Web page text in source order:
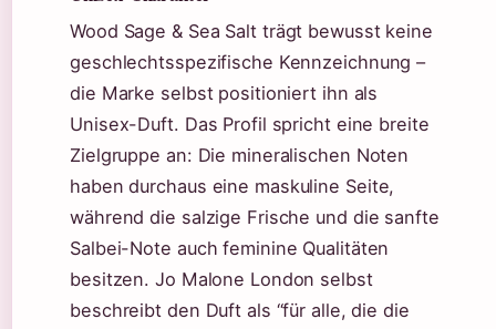
Wood Sage & Sea Salt trägt bewusst keine
geschlechtsspezifische Kennzeichnung –
die Marke selbst positioniert ihn als
Unisex-Duft. Das Profil spricht eine breite
Zielgruppe an: Die mineralischen Noten
haben durchaus eine maskuline Seite,
während die salzige Frische und die sanfte
Salbei-Note auch feminine Qualitäten
besitzen. Jo Malone London selbst
beschreibt den Duft als “für alle, die die